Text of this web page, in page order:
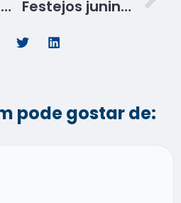
Aprendizagem: alunos buscam inspiração na cultura sergipana em Projeto Integrador Festejos juninos inspiram vitrines montadas por alunos de moda do Senac no Shopping Riomar
pode gostar de: